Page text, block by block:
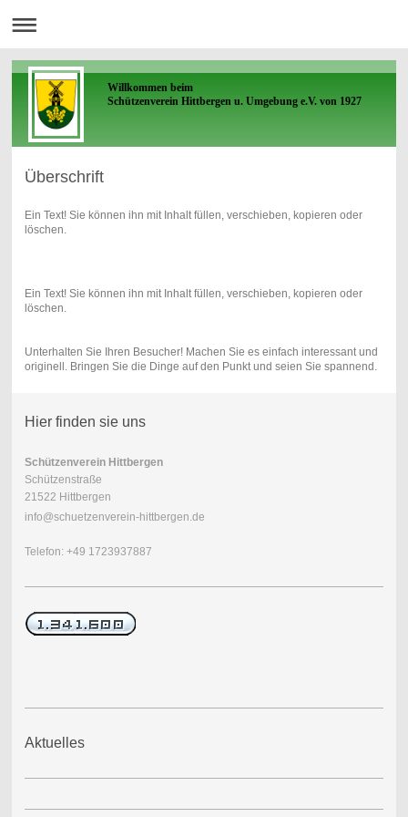
Willkommen beim
Schützenverein Hittbergen u. Umgebung e.V. von 1927
Überschrift
Ein Text! Sie können ihn mit Inhalt füllen, verschieben, kopieren oder
löschen.
Ein Text! Sie können ihn mit Inhalt füllen, verschieben, kopieren oder
löschen.
Unterhalten Sie Ihren Besucher! Machen Sie es einfach interessant und
originell. Bringen Sie die Dinge auf den Punkt und seien Sie spannend.
Hier finden sie uns
Schützenverein Hittbergen
Schützenstraße
21522 Hittbergen
info@schuetzenverein-hittbergen.de
Telefon: +49 1723937887
Aktuelles